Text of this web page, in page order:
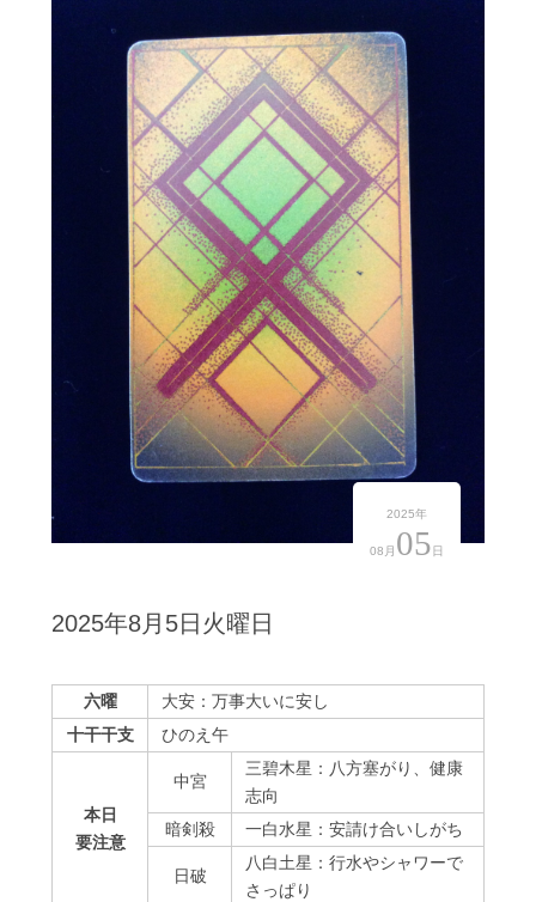
2025年
08月 05 日
2025年8月5日火曜日
六曜
大安：万事大いに安し
十干干支
ひのえ午
本日
要注意
中宮
三碧木星：八方塞がり、健康
志向
暗剣殺
一白水星：安請け合いしがち
⽇破
八白土星：行水やシャワーで
さっぱり